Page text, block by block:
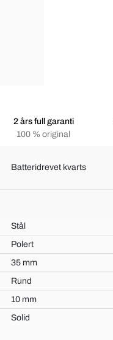
2 års full garanti
100 % original
Batteridrevet kvarts
Stål
Polert
35 mm
Rund
10 mm
Solid